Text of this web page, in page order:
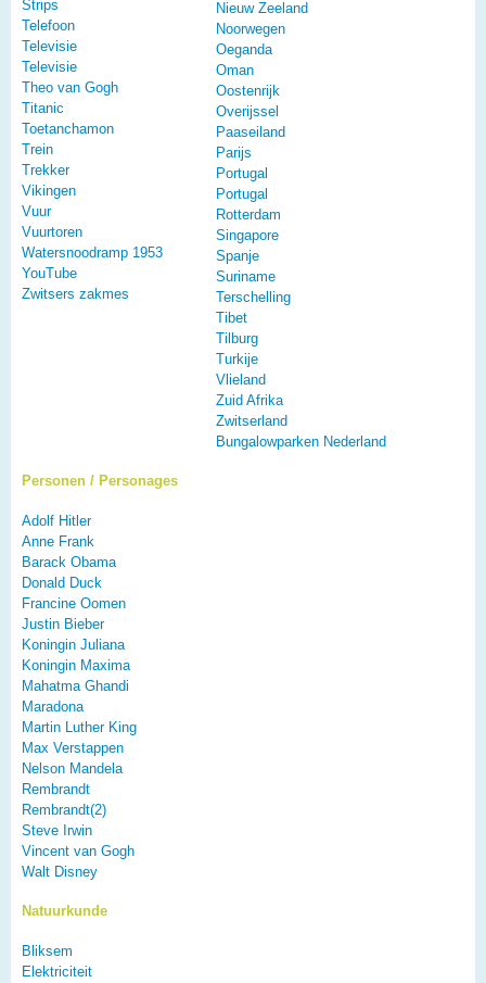
Strips
Telefoon
Televisie
Televisie
Theo van Gogh
Titanic
Toetanchamon
Trein
Trekker
Vikingen
Vuur
Vuurtoren
Watersnoodramp 1953
YouTube
Zwitsers zakmes
Nieuw Zeeland
Noorwegen
Oeganda
Oman
Oostenrijk
Overijssel
Paaseiland
Parijs
Portugal
Portugal
Rotterdam
Singapore
Spanje
Suriname
Terschelling
Tibet
Tilburg
Turkije
Vlieland
Zuid Afrika
Zwitserland
Bungalowparken Nederland
Personen / Personages
Adolf Hitler
Anne Frank
Barack Obama
Donald Duck
Francine Oomen
Justin Bieber
Koningin Juliana
Koningin Maxima
Mahatma Ghandi
Maradona
Martin Luther King
Max Verstappen
Nelson Mandela
Rembrandt
Rembrandt(2)
Steve Irwin
Vincent van Gogh
Walt Disney
Natuurkunde
Bliksem
Elektriciteit